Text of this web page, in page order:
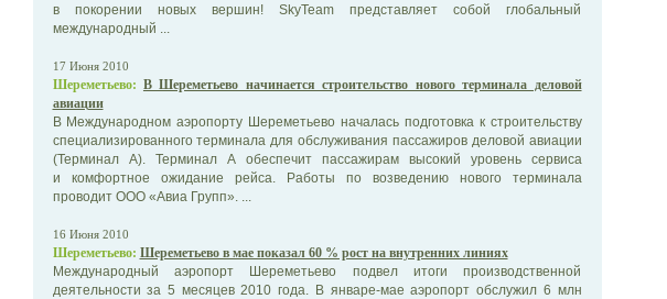
в покорении новых вершин! SkyTeam представляет собой глобальный
международный ...
17 Июня 2010
Шереметьево: В Шереметьево начинается строительство нового терминала деловой
авиации
В Международном аэропорту Шереметьево началась подготовка к строительству
специализированного терминала для обслуживания пассажиров деловой авиации
(Терминал А). Терминал А обеспечит пассажирам высокий уровень сервиса
и комфортное ожидание рейса. Работы по возведению нового терминала
проводит ООО «Авиа Групп». ...
16 Июня 2010
Шереметьево: Шереметьево в мае показал 60 % рост на внутренних линиях
Международный аэропорт Шереметьево подвел итоги производственной
деятельности за 5 месяцев 2010 года. В январе-мае аэропорт обслужил 6 млн